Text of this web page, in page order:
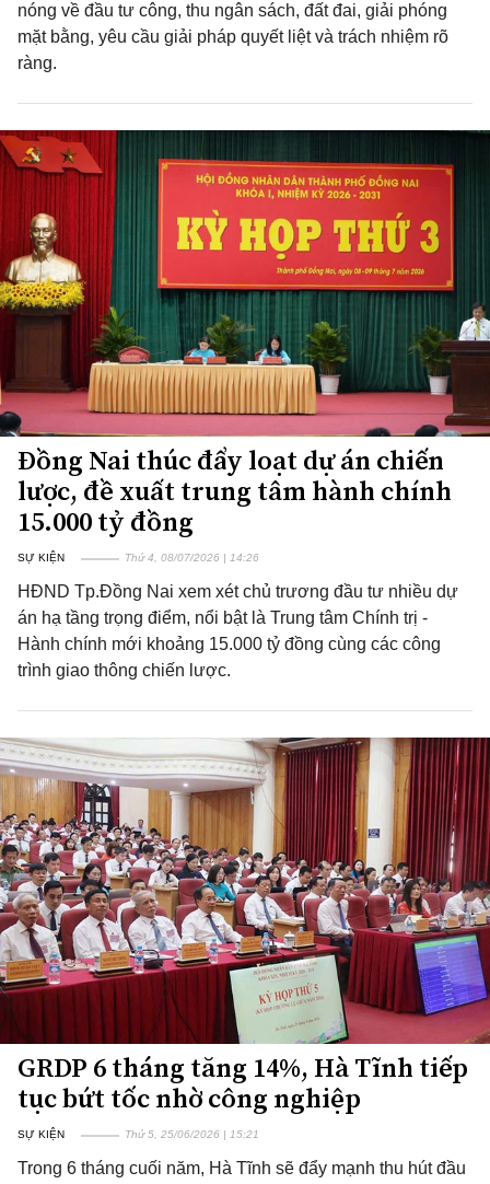
nóng về đầu tư công, thu ngân sách, đất đai, giải phóng
mặt bằng, yêu cầu giải pháp quyết liệt và trách nhiệm rõ
ràng.
Đồng Nai thúc đẩy loạt dự án chiến
lược, đề xuất trung tâm hành chính
15.000 tỷ đồng
SỰ KIỆN Thứ 4, 08/07/2026 | 14:26
HĐND Tp.Đồng Nai xem xét chủ trương đầu tư nhiều dự
án hạ tầng trọng điểm, nổi bật là Trung tâm Chính trị -
Hành chính mới khoảng 15.000 tỷ đồng cùng các công
trình giao thông chiến lược.
GRDP 6 tháng tăng 14%, Hà Tĩnh tiếp
tục bứt tốc nhờ công nghiệp
SỰ KIỆN Thứ 5, 25/06/2026 | 15:21
Trong 6 tháng cuối năm, Hà Tĩnh sẽ đẩy mạnh thu hút đầu